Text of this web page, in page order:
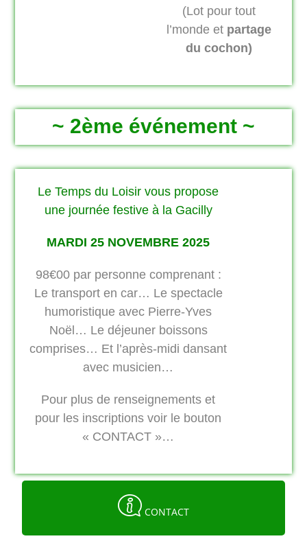
(Lot pour tout
l’monde et partage
du cochon)
~ 2ème événement ~
Le Temps du Loisir vous propose
une journée festive à la Gacilly
MARDI 25 NOVEMBRE 2025
98€00 par personne comprenant :
Le transport en car… Le spectacle
humoristique avec Pierre-Yves
Noël… Le déjeuner boissons
comprises… Et l’après-midi dansant
avec musicien…
Pour plus de renseignements et
pour les inscriptions voir le bouton
« CONTACT »…
CONTACT
tempsduloisirassociation@gmail.com